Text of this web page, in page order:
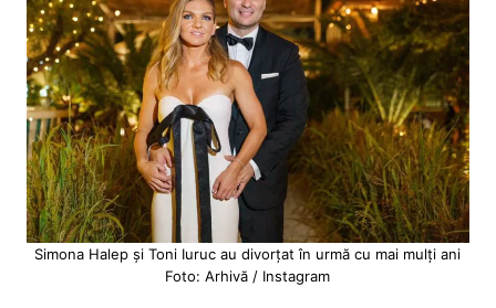
Simona Halep și Toni Iuruc au divorțat în urmă cu mai mulți ani
Foto: Arhivă / Instagram